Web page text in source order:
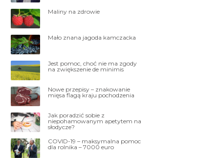
Maliny na zdrowie
Mało znana jagoda kamczacka
Jest pomoc, choć nie ma zgody
na zwiększenie de minimis
Nowe przepisy – znakowanie
mięsa flagą kraju pochodzenia
Jak poradzić sobie z
niepohamowanym apetytem na
słodycze?
COVID-19 – maksymalna pomoc
dla rolnika – 7000 euro